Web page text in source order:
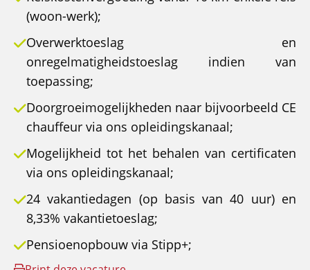
(woon-werk);
Overwerktoeslag en
onregelmatigheidstoeslag indien van
toepassing;
Doorgroeimogelijkheden naar bijvoorbeeld CE
chauffeur via ons opleidingskanaal;
Mogelijkheid tot het behalen van certificaten
via ons opleidingskanaal;
24 vakantiedagen (op basis van 40 uur) en
8,33% vakantietoeslag;
Pensioenopbouw via Stipp+;